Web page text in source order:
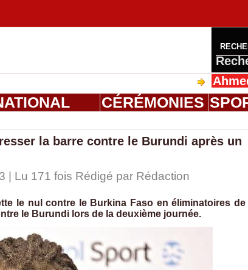
Ahmed
CÉRÉMONIES
la barre contre le Burundi après un
| Lu 171 fois Rédigé par Rédaction
le nul contre le Burkina Faso en éliminatoires de
le Burundi lors de la deuxième journée.